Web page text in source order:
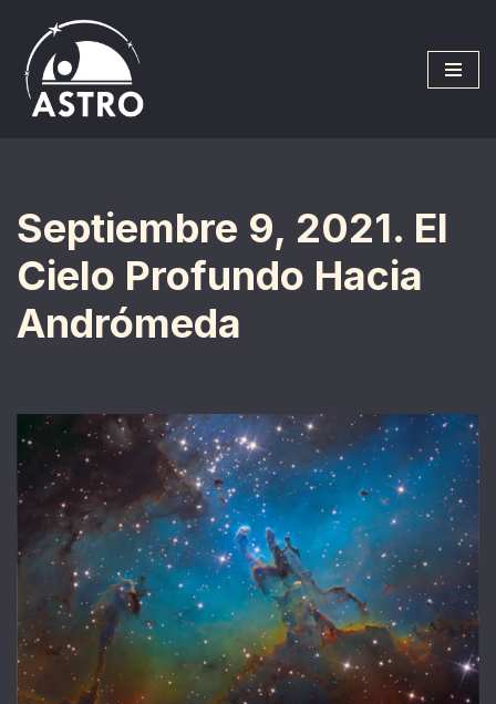
Saltar
al
contenido
Septiembre 9, 2021. El
Cielo Profundo Hacia
Andrómeda